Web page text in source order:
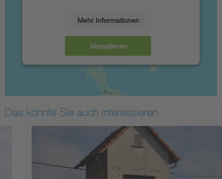
Mehr Informationen
Akzeptieren
Das könnte Sie auch interessieren